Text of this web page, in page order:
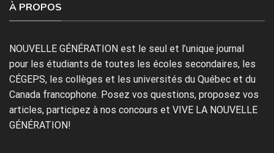
À PROPOS
NOUVELLE GÉNÉRATION est le seul et l’unique journal
pour les étudiants de toutes les écoles secondaires, les
CÉGEPS, les collèges et les universités du Québec et du
Canada francophone. Posez vos questions, proposez vos
articles, participez à nos concours et VIVE LA NOUVELLE
GÉNÉRATION!